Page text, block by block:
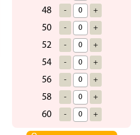
48 - +
50 - +
52 - +
54 - +
56 - +
58 - +
60 - +